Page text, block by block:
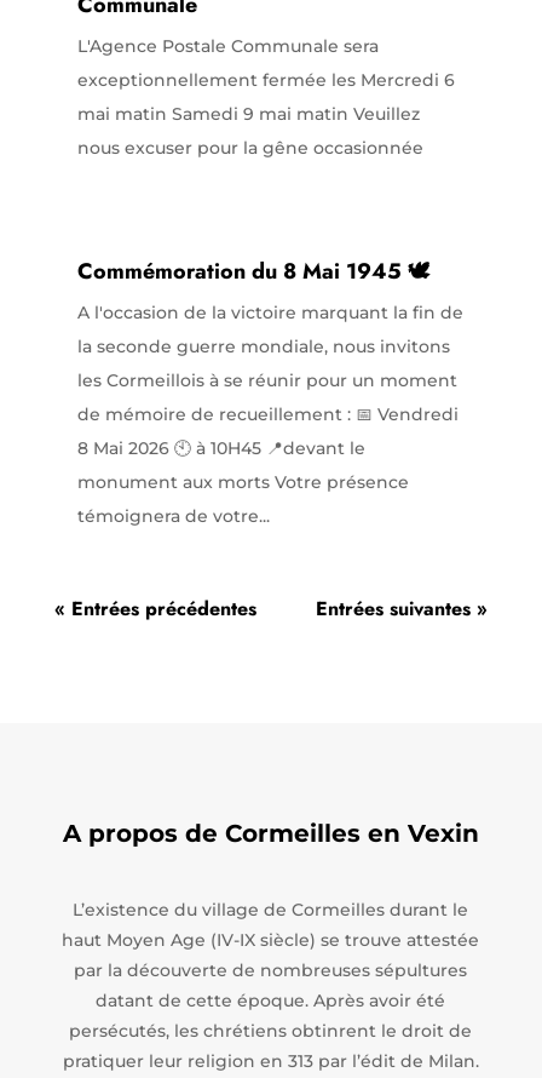
L'Agence Postale Communale sera
exceptionnellement fermée les Mercredi 6
mai matin Samedi 9 mai matin Veuillez
nous excuser pour la gêne occasionnée
Commémoration du 8 Mai 1945 🕊️
A l'occasion de la victoire marquant la fin de
la seconde guerre mondiale, nous invitons
les Cormeillois à se réunir pour un moment
de mémoire de recueillement : 📅 Vendredi
8 Mai 2026 🕙 à 10H45 📍devant le
monument aux morts Votre présence
témoignera de votre...
« Entrées précédentes Entrées suivantes »
A propos de Cormeilles en Vexin
L’existence du village de Cormeilles durant le
haut Moyen Age (IV-IX siècle) se trouve attestée
par la découverte de nombreuses sépultures
datant de cette époque. Après avoir été
persécutés, les chrétiens obtinrent le droit de
pratiquer leur religion en 313 par l’édit de Milan.